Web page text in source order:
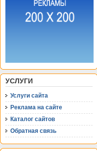
УСЛУГИ
Услуги сайта
Реклама на сайте
Каталог сайтов
Обратная связь